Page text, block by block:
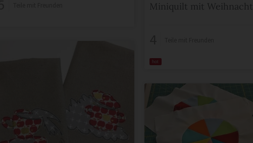
Miniquilt mit
hot